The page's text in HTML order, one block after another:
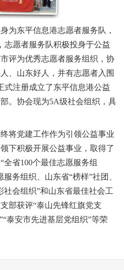
东平信息港志愿者服务队，
志愿者服务队积极投身于公益
评为优秀志愿者服务组织，协
、山东好人，并有志愿者入围
式注册成立了东平信息港公益
。协会现为5A级社会组织，具
党建工作作为引领公益事业
下积极开展公益事业，取得了
省100个最佳志愿服务组
务组织、山东省“榜样”社团、
社会组织”和山东省最佳社会工
部获评“泰山先锋红旗党支
泰安市先进基层党组织”等荣